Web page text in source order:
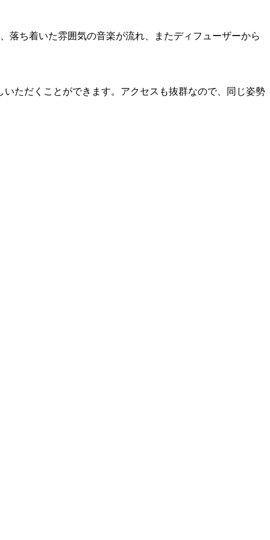
落ち着いた雰囲気の音楽が流れ、またディフューザーから
いただくことができます。アクセスも抜群なので、同じ姿勢